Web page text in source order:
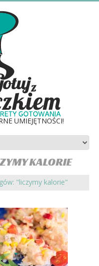
UMIEJĘTNOŚCI!
KALORIE
"liczymy kalorie"